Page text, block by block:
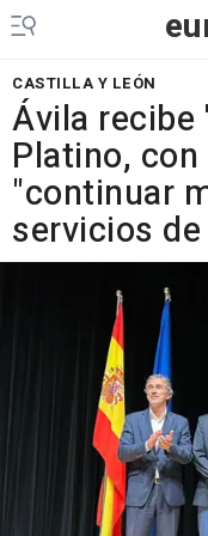
CASTILLA Y LEÓN
Ávila recibe
Platino,
"continuar
servicios